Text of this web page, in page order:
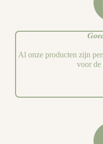
Al onze producten zijn
voor de